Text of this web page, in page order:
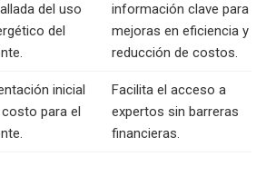
del uso
del
información clave para
mejoras en eficiencia y
reducción de costos.
inicial
para el
Facilita el acceso a
expertos sin barreras
financieras.